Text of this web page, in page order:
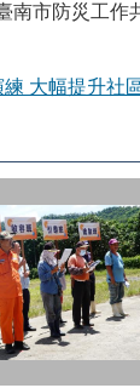
市防災工作
大幅提升社